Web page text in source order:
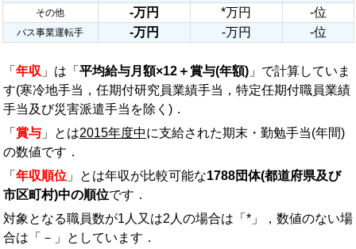
その他 -万円 *万円 -位
バス事業運転手 -万円 -万円 -位
「 年収 」は「 平均給与月額×12＋賞与(年額) 」で計算していま
す(寒冷地手当，任期付研究員業績手当，特定任期付職員業績
手当及び災害派遣手当を除く)．
「 賞与 」とは2015年度中に支給された期末・勤勉手当(年間)
の数値です．
「 年収順位 」とは年収が比較可能な1788団体(都道府県及び
市区町村)中の順位です．
対象となる職員数が1人又は2人の場合は「*」，数値のない場
合は「－」としています．